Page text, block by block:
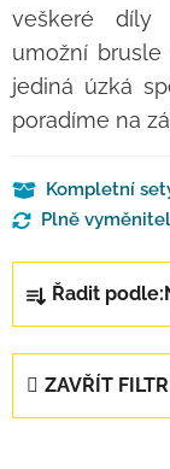
veškeré díly
umožní
jediná úzká
poradíme na
Kompletní
Plně
Řazení
Řadit podle:
ZAVŘÍT FILTR